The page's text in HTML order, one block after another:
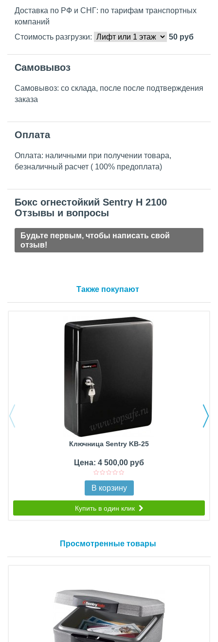
Доставка по РФ и СНГ: по тарифам транспортных
компаний
Стоимость разгрузки:
50 руб
Самовывоз
Самовывоз: со склада, после после подтверждения
заказа
Оплата
Оплата: наличными при получении товара,
безналичный расчет ( 100% предоплата)
Бокс огнестойкий Sentry H 2100
Отзывы и вопросы
Будьте первым, чтобы написать свой
отзыв!
Также покупают
Ключница Sentry KB-25
Цена: 4 500,00 руб
В корзину
Купить в один клик
Просмотренные товары